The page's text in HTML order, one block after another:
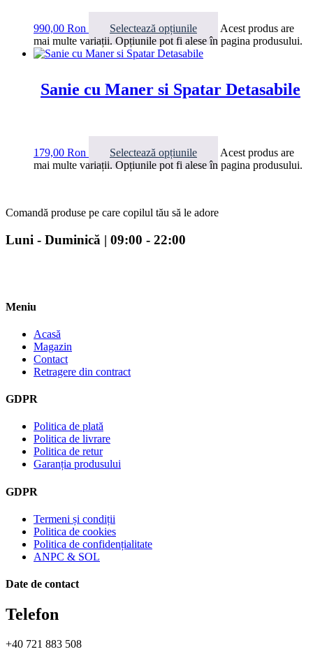
990,00 Ron Selectează opțiunile
Acest produs are
mai multe variații. Opțiunile pot fi alese în pagina produsului.
Sanie cu Maner si Spatar Detasabile
179,00 Ron Selectează opțiunile
Acest produs are
mai multe variații. Opțiunile pot fi alese în pagina produsului.
Comandă produse pe care copilul tău să le adore
Luni - Duminică | 09:00 - 22:00
Meniu
Acasă
Magazin
Contact
Retragere din contract
GDPR
Politica de plată
Politica de livrare
Politica de retur
Garanția produsului
GDPR
Termeni și condiții
Politica de cookies
Politica de confidențialitate
ANPC & SOL
Date de contact
Telefon
+40 721 883 508